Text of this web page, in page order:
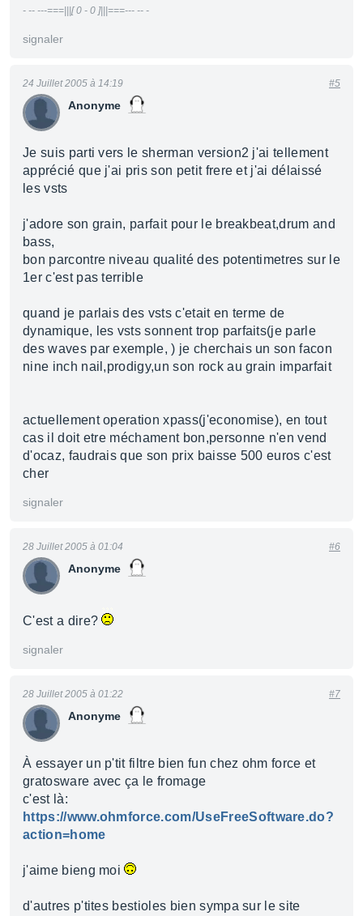
- -- ---===|||[ 0 - 0 ]|||===--- -- -
signaler
Anonyme
24 Juillet 2005 à 14:19 #5
Je suis parti vers le sherman version2 j'ai tellement
apprécié que j'ai pris son petit frere et j'ai délaissé
les vsts
j'adore son grain, parfait pour le breakbeat,drum and
bass,
bon parcontre niveau qualité des potentimetres sur le
1er c'est pas terrible
quand je parlais des vsts c'etait en terme de
dynamique, les vsts sonnent trop parfaits(je parle
des waves par exemple, ) je cherchais un son facon
nine inch nail,prodigy,un son rock au grain imparfait
actuellement operation xpass(j'economise), en tout
cas il doit etre méchament bon,personne n'en vend
d'ocaz, faudrais que son prix baisse 500 euros c'est
cher
signaler
Anonyme
28 Juillet 2005 à 01:04 #6
C'est a dire?
signaler
Anonyme
28 Juillet 2005 à 01:22 #7
À essayer un p'tit filtre bien fun chez ohm force et
gratosware avec ça le fromage
c'est là:
https://www.ohmforce.com/UseFreeSoftware.do?
action=home
j'aime bieng moi
d'autres p'tites bestioles bien sympa sur le site